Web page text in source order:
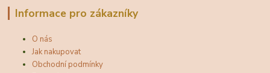
Informace pro zákazníky
O nás
Jak nakupovat
Obchodní podmínky